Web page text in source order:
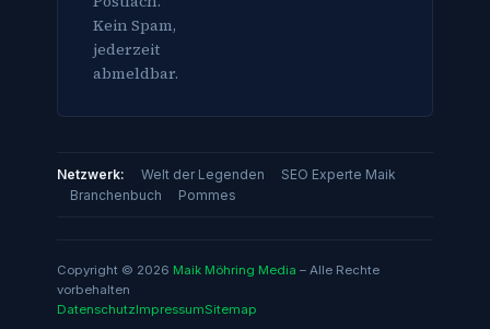
Kein Spam,
jederzeit
abmeldbar.
Netzwerk: Welt der Legenden
SEO Experte Maik
Branchenbuch
Pommes
Copyright © 2026 Maik Möhring Media – Alle Rechte
vorbehalten
DatenschutzImpressumSitemap